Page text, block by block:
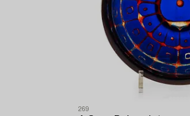
269